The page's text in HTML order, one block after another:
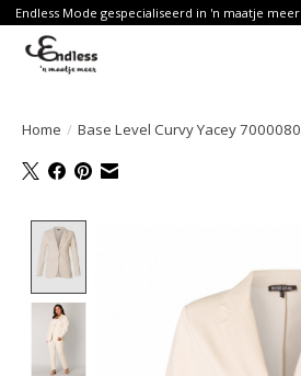
Endless Mode gespecialiseerd in 'n maatje meer
Home / Base Level Curvy Yacey 7000080